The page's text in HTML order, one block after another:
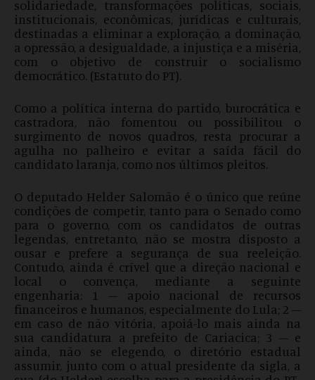
solidariedade, transformações políticas, sociais,
institucionais, econômicas, jurídicas e culturais,
destinadas a eliminar a exploração, a dominação,
a opressão, a desigualdade, a injustiça e a miséria,
com o objetivo de construir o socialismo
democrático. (Estatuto do PT).
Como a política interna do partido, burocrática e
castradora, não fomentou ou possibilitou o
surgimento de novos quadros, resta procurar a
agulha no palheiro e evitar a saída fácil do
candidato laranja, como nos últimos pleitos.
O deputado Helder Salomão é o único que reúne
condições de competir, tanto para o Senado como
para o governo, com os candidatos de outras
legendas, entretanto, não se mostra disposto a
ousar e prefere a segurança de sua reeleição.
Contudo, ainda é crível que a direção nacional e
local o convença, mediante a seguinte
engenharia: 1 – apoio nacional de recursos
financeiros e humanos, especialmente do Lula; 2 –
em caso de não vitória, apoiá-lo mais ainda na
sua candidatura a prefeito de Cariacica; 3 – e
ainda, não se elegendo, o diretório estadual
assumir, junto com o atual presidente da sigla, a